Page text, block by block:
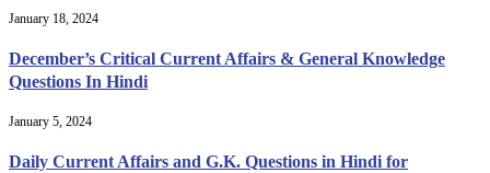
January 18, 2024
December’s Critical Current Affairs & General Knowledge
Questions In Hindi
January 5, 2024
Daily Current Affairs and G.K. Questions in Hindi for